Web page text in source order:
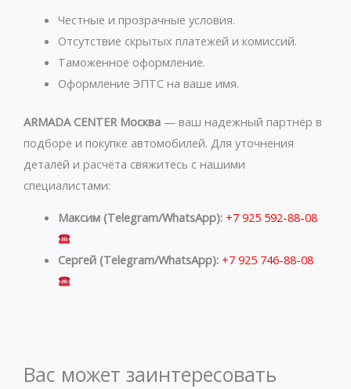
p
p
a
m
Честные и прозрачные условия.
Отсутствие скрытых платежей и комиссий.
Таможенное оформление.
Оформление ЭПТС на ваше имя.
ARMADA CENTER Москва — ваш надежный партнёр в
подборе и покупке автомобилей. Для уточнения
деталей и расчёта свяжитесь с нашими
специалистами:
Максим (Telegram/WhatsApp): +7 925 592-88-08
Сергей (Telegram/WhatsApp): +7 925 746-88-08
Вас может заинтересовать